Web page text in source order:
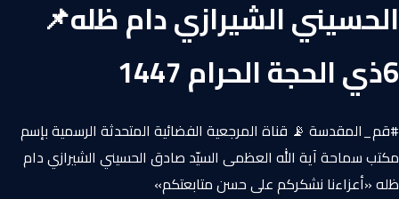
الحسیني الشیرازي دام ظله📌
6ذي الحجة الحرام 1447
#قم_المقدسة 📡 قناة المرجعية الفضائية المتحدثة الرسمية بإسم
مكتب سماحة آية الله العظمى السيّد صادق الحسيني الشيرازي دام
ظله «أعزاءنا نشكركم على حسن متابعتكم»